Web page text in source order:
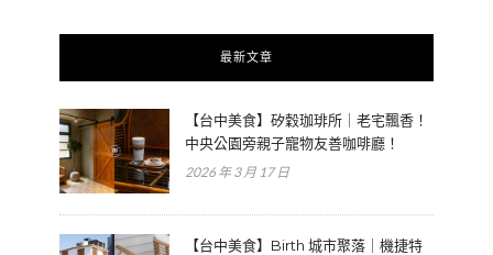
最新文章
【台中美食】矽穀珈琲所｜老宅飄香！
中央公園旁親子寵物友善咖啡廳！
2026 年 3 月 17 日
【台中美食】Birth 城市聚落｜機捷特